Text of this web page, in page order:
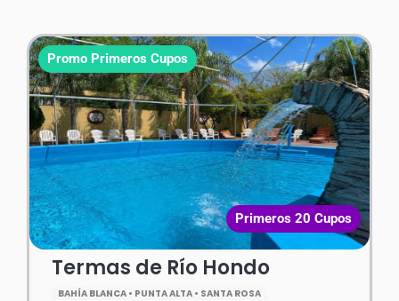
Termas de Río Hondo
BAHÍA BLANCA • PUNTA ALTA • SANTA ROSA
Promo Primeros Cupos
Primeros 20 Cupos